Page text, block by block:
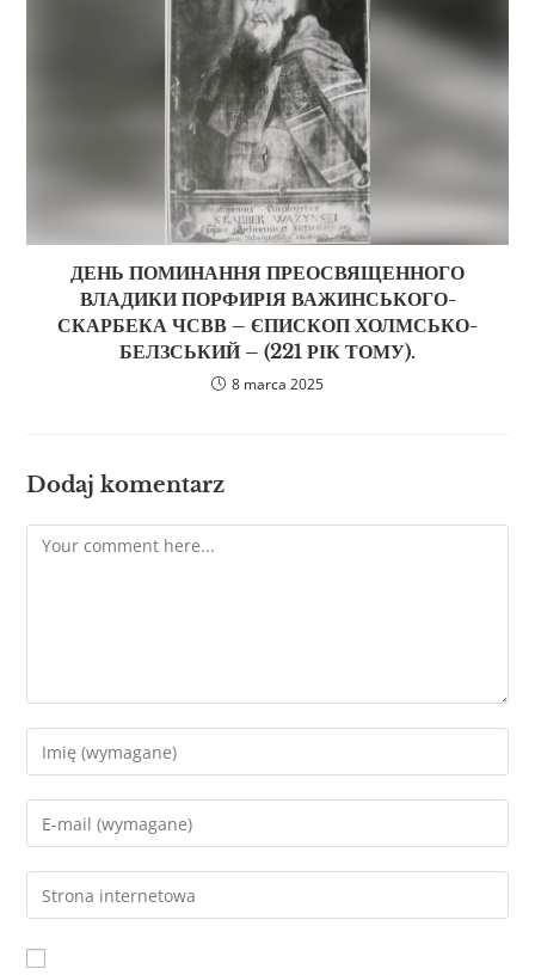
ДЕНЬ ПОМИНАННЯ ПРЕОСВЯЩЕННОГО
ВЛАДИКИ ПОРФИРІЯ ВАЖИНСЬКОГО-
СКАРБЕКА ЧСВВ – ЄПИСКОП ХОЛМСЬКО-
БЕЛЗСЬКИЙ – (221 РІК ТОМУ).
8 marca 2025
Dodaj komentarz